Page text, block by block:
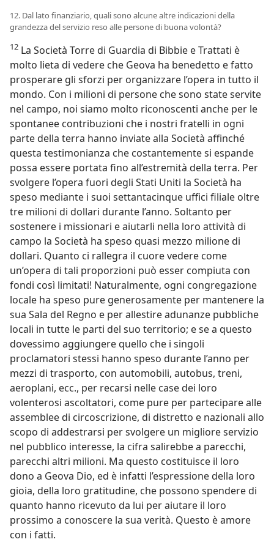
12. Dal lato finanziario, quali sono alcune altre indicazioni della
grandezza del servizio reso alle persone di buona volontà?
12 La Società Torre di Guardia di Bibbie e Trattati è
molto lieta di vedere che Geova ha benedetto e fatto
prosperare gli sforzi per organizzare l’opera in tutto il
mondo. Con i milioni di persone che sono state servite
nel campo, noi siamo molto riconoscenti anche per le
spontanee contribuzioni che i nostri fratelli in ogni
parte della terra hanno inviate alla Società affinché
questa testimonianza che costantemente si espande
possa essere portata fino all’estremità della terra. Per
svolgere l’opera fuori degli Stati Uniti la Società ha
speso mediante i suoi settantacinque uffici filiale oltre
tre milioni di dollari durante l’anno. Soltanto per
sostenere i missionari e aiutarli nella loro attività di
campo la Società ha speso quasi mezzo milione di
dollari. Quanto ci rallegra il cuore vedere come
un’opera di tali proporzioni può esser compiuta con
fondi così limitati! Naturalmente, ogni congregazione
locale ha speso pure generosamente per mantenere la
sua Sala del Regno e per allestire adunanze pubbliche
locali in tutte le parti del suo territorio; e se a questo
dovessimo aggiungere quello che i singoli
proclamatori stessi hanno speso durante l’anno per
mezzi di trasporto, con automobili, autobus, treni,
aeroplani, ecc., per recarsi nelle case dei loro
volenterosi ascoltatori, come pure per partecipare alle
assemblee di circoscrizione, di distretto e nazionali allo
scopo di addestrarsi per svolgere un migliore servizio
nel pubblico interesse, la cifra salirebbe a parecchi,
parecchi altri milioni. Ma questo costituisce il loro
dono a Geova Dio, ed è infatti l’espressione della loro
gioia, della loro gratitudine, che possono spendere di
quanto hanno ricevuto da lui per aiutare il loro
prossimo a conoscere la sua verità. Questo è amore
con i fatti.